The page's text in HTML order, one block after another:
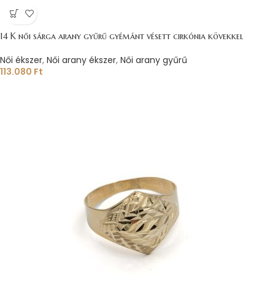
14 K női sárga arany gyűrű gyémánt vésett cirkónia kövekkel
Női ékszer, Női arany ékszer, Női arany gyűrű
113.080 Ft